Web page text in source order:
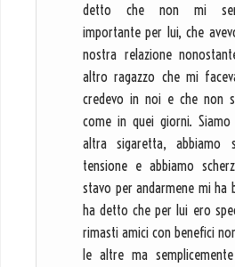
detto che non mi
importante per lui, che
nostra relazione
altro ragazzo che mi
credevo in noi e che non
come in quei giorni.
altra sigaretta, abbiamo
tensione e abbiamo
stavo per andarmene mi ha
ha detto che per lui ero
rimasti amici con benefici
le altre ma